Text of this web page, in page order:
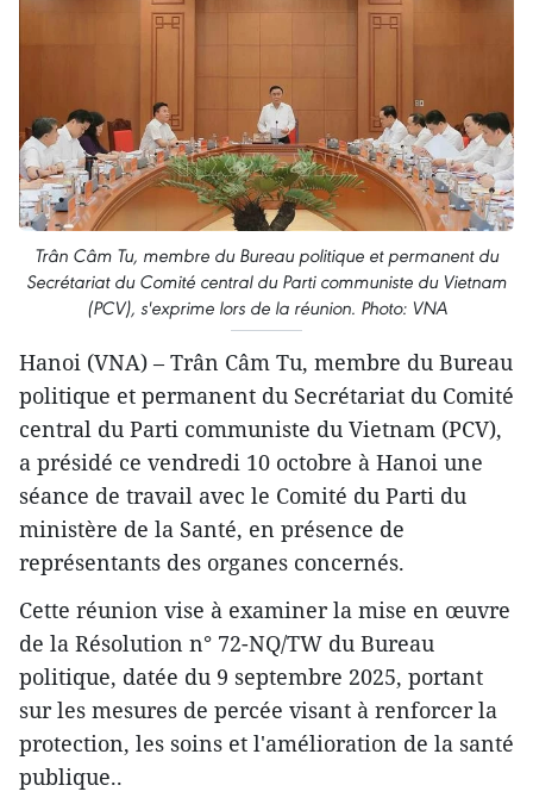
Trân Câm Tu, membre du Bureau politique et permanent du
Secrétariat du Comité central du Parti communiste du Vietnam
(PCV), s'exprime lors de la réunion. Photo: VNA
Hanoi (VNA) – Trân Câm Tu, membre du Bureau
politique et permanent du Secrétariat du Comité
central du Parti communiste du Vietnam (PCV),
a présidé ce vendredi 10 octobre à Hanoi une
séance de travail avec le Comité du Parti du
ministère de la Santé, en présence de
représentants des organes concernés.
Cette réunion vise à examiner la mise en œuvre
de la Résolution n° 72-NQ/TW du Bureau
politique, datée du 9 septembre 2025, portant
sur les mesures de percée visant à renforcer la
protection, les soins et l'amélioration de la santé
publique..